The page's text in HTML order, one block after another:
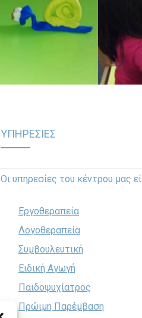
ΥΠΗΡΕΣΙΕΣ
Οι υπηρεσίες του κέντρου μας
Εργοθεραπεία
Λογοθεραπεία
Συμβουλευτική
Ειδική Αγωγή
Παιδοψυχίατρος
Πρώιμη Παρέμβαση